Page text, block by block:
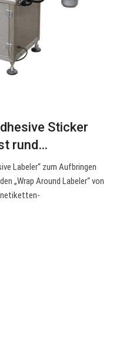
Sticker
rund…
Labeler“ zum Aufbringen
„Wrap Around Labeler“ von